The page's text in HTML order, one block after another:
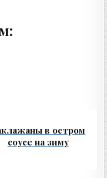
в остром
соусе на зиму